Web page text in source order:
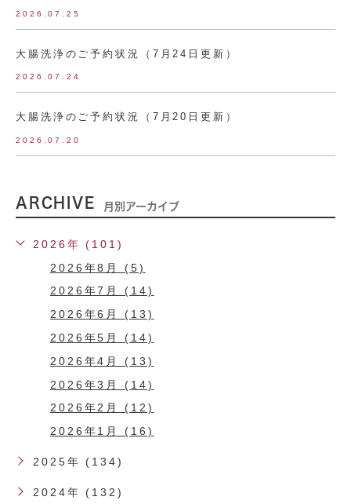
2026.07.25
大腸洗浄のご予約状況（7月24日更新）
2026.07.24
大腸洗浄のご予約状況（7月20日更新）
2026.07.20
ARCHIVE 月別アーカイブ
2026年 (101)
2026年8月 (5)
2026年7月 (14)
2026年6月 (13)
2026年5月 (14)
2026年4月 (13)
2026年3月 (14)
2026年2月 (12)
2026年1月 (16)
2025年 (134)
2024年 (132)